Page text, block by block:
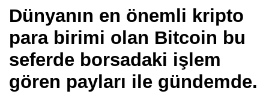
Dünyanın en önemli kripto
para birimi olan Bitcoin bu
seferde borsadaki işlem
gören payları ile gündemde.